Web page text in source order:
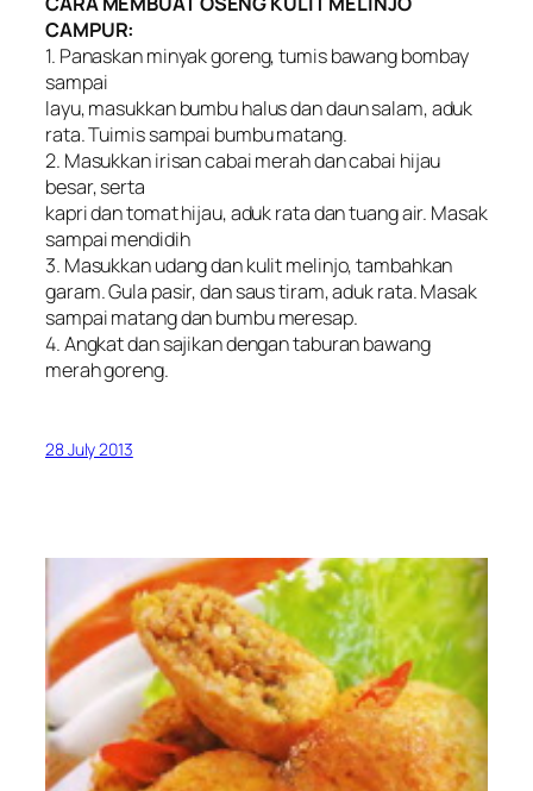
CAMPUR:
1. Panaskan minyak goreng, tumis bawang bombay
sampai
layu, masukkan bumbu halus dan daun salam, aduk
rata. Tuimis sampai bumbu matang.
2. Masukkan irisan cabai merah dan cabai hijau
besar, serta
kapri dan tomat hijau, aduk rata dan tuang air. Masak
sampai mendidih
3. Masukkan udang dan kulit melinjo, tambahkan
garam. Gula pasir, dan saus tiram, aduk rata. Masak
sampai matang dan bumbu meresap.
4. Angkat dan sajikan dengan taburan bawang
merah goreng.
28 July 2013